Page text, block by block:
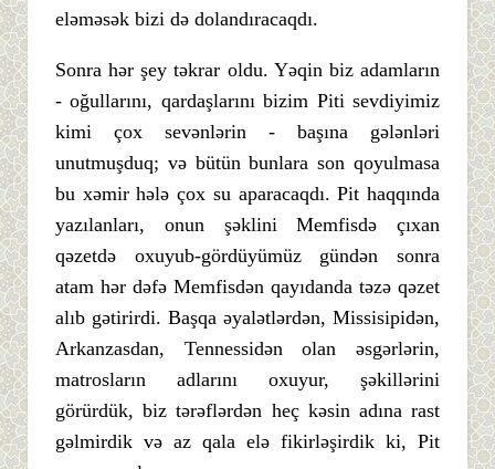
eləməsək bizi də dolandıracaqdı.
Sonra hər şey təkrar oldu. Yəqin biz adamların
- oğullarını, qardaşlarını bizim Piti sevdiyimiz
kimi çox sevənlərin - başına gələnləri
unutmuşduq; və bütün bunlara son qoyulmasa
bu xəmir hələ çox su aparacaqdı. Pit haqqında
yazılanları, onun şəklini Memfisdə çıxan
qəzetdə oxuyub-gördüyümüz gündən sonra
atam hər dəfə Memfisdən qayıdanda təzə qəzet
alıb gətirirdi. Başqa əyalətlərdən, Missisipidən,
Arkanzasdan, Tennessidən olan əsgərlərin,
matrosların adlarını oxuyur, şəkillərini
görürdük, biz tərəflərdən heç kəsin adına rast
gəlmirdik və az qala elə fikirləşirdik ki, Pit